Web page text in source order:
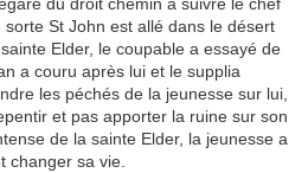
St John est allé dans le désert
Elder, le coupable a essayé de
a couru après lui et le supplia
les péchés de la jeunesse sur lui,
et pas apporter la ruine sur son
de la sainte Elder, la jeunesse a
changer sa vie.